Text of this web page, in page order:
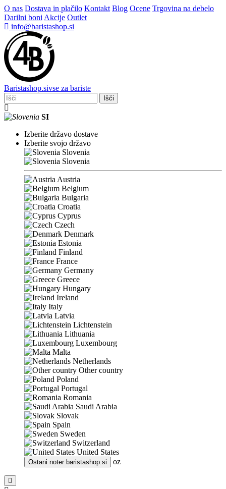
O nas Dostava in plačilo Kontakt Blog Ocene Trgovina na debelo
Darilni boni Akcije Outlet
info@baristashop.si
Baristashop.sivse za bariste
Išči
SI
Izberite državo dostave
Izberite svojo državo
Slovenia
Slovenia
Austria
Belgium
Bulgaria
Croatia
Cyprus
Czech
Denmark
Estonia
Finland
France
Germany
Greece
Hungary
Ireland
Italy
Latvia
Lichtenstein
Lithuania
Luxembourg
Malta
Netherlands
Other country
Poland
Portugal
Romania
Saudi Arabia
Slovak
Spain
Sweden
Switzerland
United States
Ostani noter baristashop.si oz